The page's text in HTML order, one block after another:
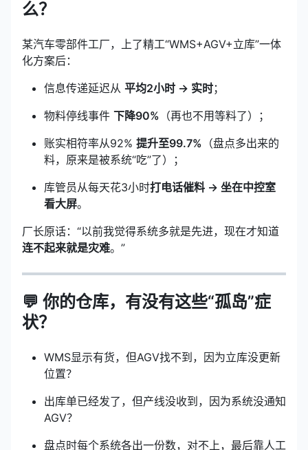
么？
某汽车零部件工厂，上了精工“WMS+AGV+立库”一体
化方案后：
信息传递延迟从 平均2小时 → 实时；
物料停线事件 下降90% （再也不用等料了）；
账实相符率从92% 提升至99.7% （盘点多出来的
料，原来是被系统“吃”了）；
库管员从每天花3小时打电话催料 → 坐在中控室
看大屏。
厂长原话：“以前我觉得系统多就是先进，现在才知道
连不起来就是灾难。”
💬 你的仓库，有没有这些“孤岛”症
状？
WMS显示有货，但AGV找不到，因为立库没更新
位置？
出库单已经发了，但产线没收到，因为系统没通知
AGV？
盘点时每个系统各出一份数，对不上，最后靠人工